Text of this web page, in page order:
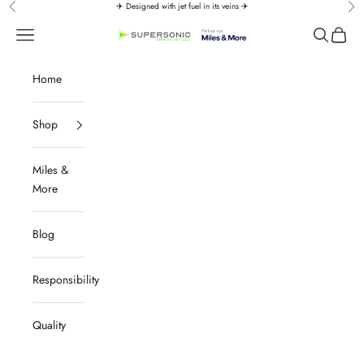
↵ Zum Inhalt springen
↵ Zum Menü springen
↵↵ Barrierefreiheits-Widget öffnen
Skip to content
Previous ✈️ Designed with jet fuel in its veins ✈️
SUPERSONIC aero 4U
Navigation menu Search
Cart
Home
Shop
Miles &
More
Blog
Responsibility
Quality